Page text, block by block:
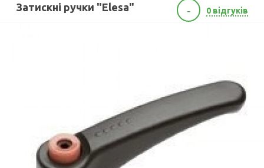
Затискні ручки "Elesa" - 0 відгуків